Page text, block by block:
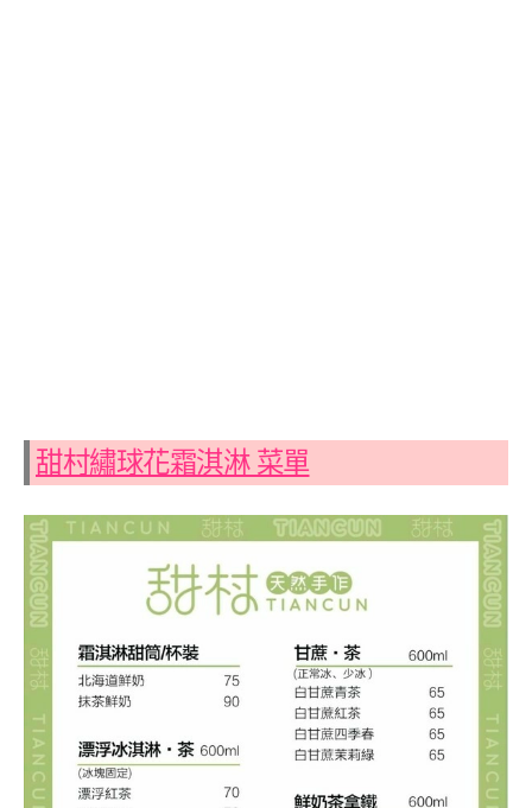
甜村繡球花霜淇淋 菜單